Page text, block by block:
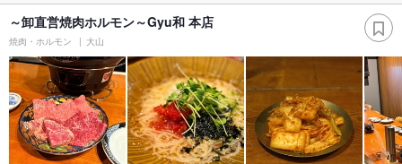
～卸直営焼肉ホルモン～Gyu和 本店
焼肉・ホルモン 大山